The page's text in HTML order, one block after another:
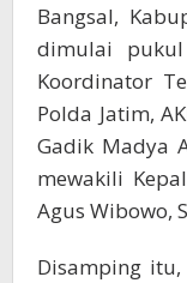
Bangsal,
dimulai
Koordinator
Polda Jatim,
Gadik Madya
mewakili
Agus Wibowo,
Disamping